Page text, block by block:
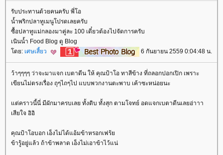
รับประทานด้วยคนครับ พี่โอ
น้ำพริกปลาทูเมนูโปรดเลยครับ
ซื้อปลาทูแม่กลองมาคู่ละ 100 เดี๋ยวต้องไปจัดการครับ
เนินน้ำ Food Blog ดู Blog
ดย: เศษเสี้ยว 6 กันยายน 2559 0:04:48 น.
ว้าๆๆๆๆ ว่าจะมาแจก เบตาดีน ให้ คุณป้าโอ ทาสีข้าง ที่ถลอกปอกเปิก เพราะ
เขียนไม่ตรงเรื่อง ถุๆไถๆไป แบบพวกงานตะพาบ เค้าซะหน่อยนะ
ต่คราวนี้นี่ มีผักมาครบเลย ทั้งดิบ ทั้งสุก ตามโจทย์ อดแจกเบตาดีนเลยอ่าาา
เสียใจ อิอิ
คุณป้าโอบอก เอ็งไม่ได้แอ้มข้าหรอกเฟร้
ข้ารู้อยู่แล้ว ถ้าข้าพลาด เอ็งไม่เอาข้าไว้แน่